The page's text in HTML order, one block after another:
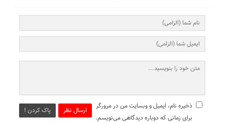
ارسال نظر پاک کردن !
ذخیره نام، ایمیل و وبسایت من در مرورگر
برای زمانی که دوباره دیدگاهی می‌نویسم.